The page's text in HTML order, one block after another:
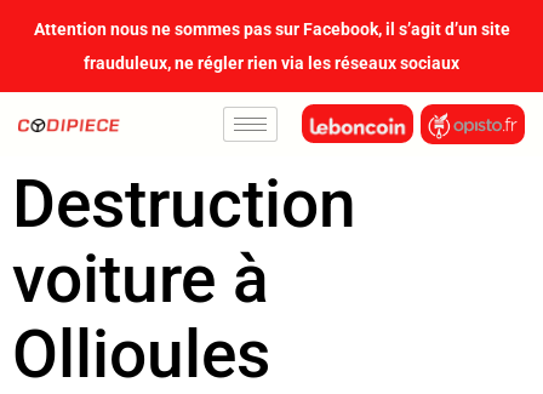
principal
Attention nous ne sommes pas sur Facebook, il s’agit d’un site
frauduleux, ne régler rien via les réseaux sociaux
Destruction
voiture à
Ollioules